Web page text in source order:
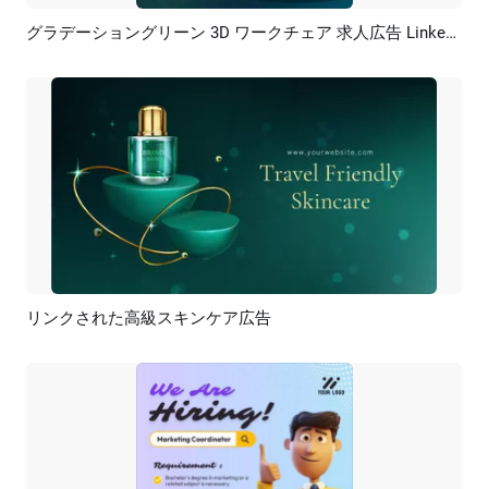
プレビュー AI再生成 グラデーショングリーン 3D ワークチェア 求人広告 LinkedIn 投稿
プレビュー
リンクされた高級スキンケア広告